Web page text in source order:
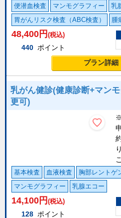
便潜血検査
マンモグラフィー 乳
胃がんリスク検査（ABC検査）
腫
48,400 円 (税込)
440 ポイント
プラン詳細
乳がん健診(健康診断+マン
更可)
基本検査 血液検査 胸部レントゲ
マンモグラフィー
乳腺エコー
14,100 円 (税込)
128 ポイント